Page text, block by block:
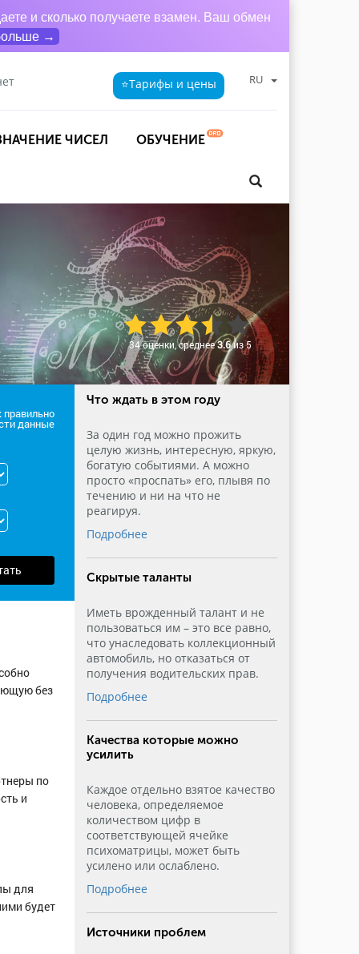
и сколько получаете взамен. Ваш обмен
→
⭐Тарифы и цены RU
ЧИСЕЛ ОБУЧЕНИЕ
34 оценки, среднее3.6из 5
правильно
данные
без
по
и
для
будет
Что ждать в этом году
За один год можно прожить
целую жизнь, интересную, яркую,
богатую событиями. А можно
просто «проспать» его, плывя по
течению и ни на что не
реагируя.
Подробнее
Скрытые таланты
Иметь врожденный талант и не
пользоваться им – это все равно,
что унаследовать коллекционный
автомобиль, но отказаться от
получения водительских прав.
Подробнее
Качества которые можно
усилить
Каждое отдельно взятое качество
человека, определяемое
количеством цифр в
соответствующей ячейке
психоматрицы, может быть
усилено или ослаблено.
Подробнее
Источники проблем